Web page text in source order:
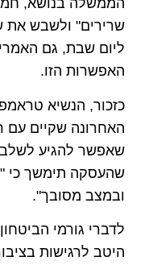
הממשלה בנושא,
שרירים" ולשבש את
ליום שבת, גם
האפשרות הזו.
כזכור, הנשיא
האחרונה שקיים עם
שאפשר להגיע לשלב
שהעסקה תימשך כי
ובמצב מסובך".
לדברי גורמי
היטב לרגישות